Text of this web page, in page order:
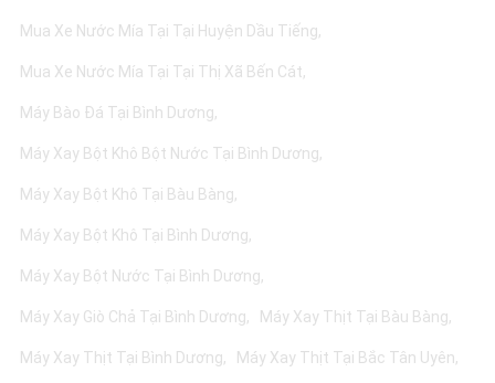
Mua Xe Nước Mía Tại Tại Huyện Dầu Tiếng
Mua Xe Nước Mía Tại Tại Thị Xã Bến Cát
Máy Bào Đá Tại Bình Dương
Máy Xay Bột Khô Bột Nước Tại Bình Dương
Máy Xay Bột Khô Tại Bàu Bàng
Máy Xay Bột Khô Tại Bình Dương
Máy Xay Bột Nước Tại Bình Dương
Máy Xay Giò Chả Tại Bình Dương Máy Xay Thịt Tại Bàu Bàng
Máy Xay Thịt Tại Bình Dương Máy Xay Thịt Tại Bắc Tân Uyên